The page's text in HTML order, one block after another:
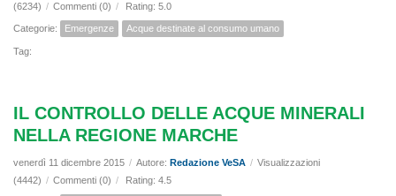
(6234) / Commenti (0) / Rating: 5.0
Categorie: Emergenze Acque destinate al consumo umano
Tag:
IL CONTROLLO DELLE ACQUE MINERALI
NELLA REGIONE MARCHE
venerdì 11 dicembre 2015 / Autore: Redazione VeSA / Visualizzazioni
(4442) / Commenti (0) / Rating: 4.5